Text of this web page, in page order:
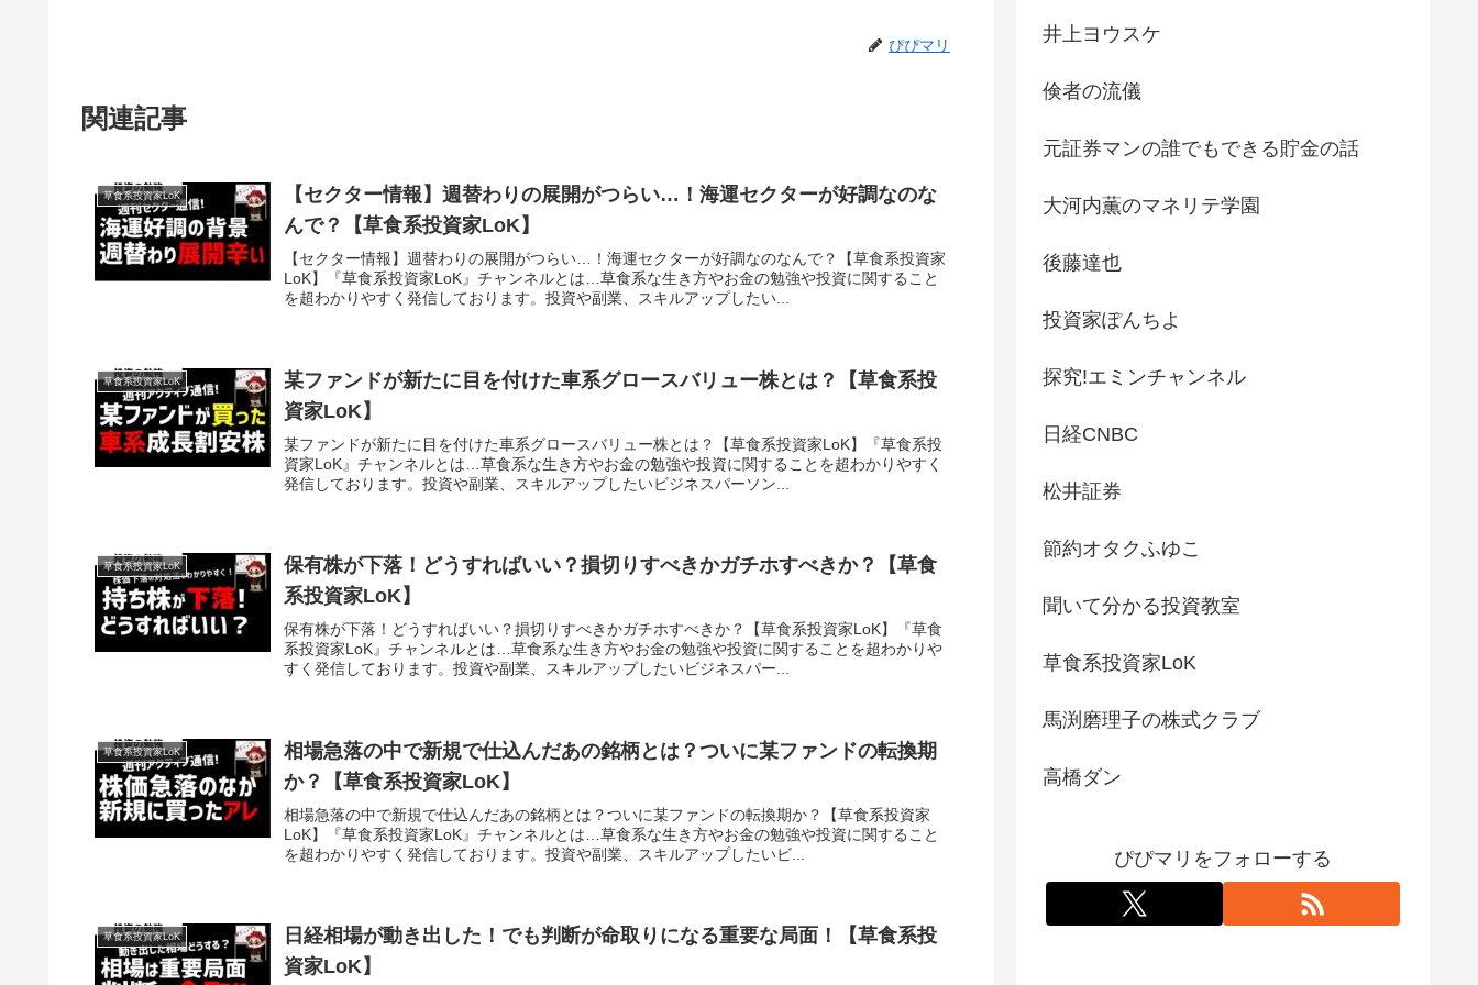
ぴぴマリ
関連記事
草食系投資家LoK
【セクター情報】週替わりの展開がつらい…！海運セクターが好調なのな
んで？【草食系投資家LoK】
【セクター情報】週替わりの展開がつらい…！海運セクターが好調なのなんで？【草食系投資家
LoK】『草食系投資家LoK』チャンネルとは…草食系な生き方やお金の勉強や投資に関すること
を超わかりやすく発信しております。投資や副業、スキルアップしたい...
草食系投資家LoK
某ファンドが新たに目を付けた車系グロースバリュー株とは？【草食系投
資家LoK】
某ファンドが新たに目を付けた車系グロースバリュー株とは？【草食系投資家LoK】『草食系投
資家LoK』チャンネルとは…草食系な生き方やお金の勉強や投資に関することを超わかりやすく
発信しております。投資や副業、スキルアップしたいビジネスパーソン...
草食系投資家LoK
保有株が下落！どうすればいい？損切りすべきかガチホすべきか？【草食
系投資家LoK】
保有株が下落！どうすればいい？損切りすべきかガチホすべきか？【草食系投資家LoK】『草食
系投資家LoK』チャンネルとは…草食系な生き方やお金の勉強や投資に関することを超わかりや
すく発信しております。投資や副業、スキルアップしたいビジネスパー...
草食系投資家LoK
相場急落の中で新規で仕込んだあの銘柄とは？ついに某ファンドの転換期
か？【草食系投資家LoK】
相場急落の中で新規で仕込んだあの銘柄とは？ついに某ファンドの転換期か？【草食系投資家
LoK】『草食系投資家LoK』チャンネルとは…草食系な生き方やお金の勉強や投資に関すること
を超わかりやすく発信しております。投資や副業、スキルアップしたいビ...
草食系投資家LoK
日経相場が動き出した！でも判断が命取りになる重要な局面！【草食系投
資家LoK】
井上ヨウスケ
倹者の流儀
元証券マンの誰でもできる貯金の話
大河内薫のマネリテ学園
後藤達也
投資家ぽんちよ
探究!エミンチャンネル
日経CNBC
松井証券
節約オタクふゆこ
聞いて分かる投資教室
草食系投資家LoK
馬渕磨理子の株式クラブ
高橋ダン
ぴぴマリをフォローする